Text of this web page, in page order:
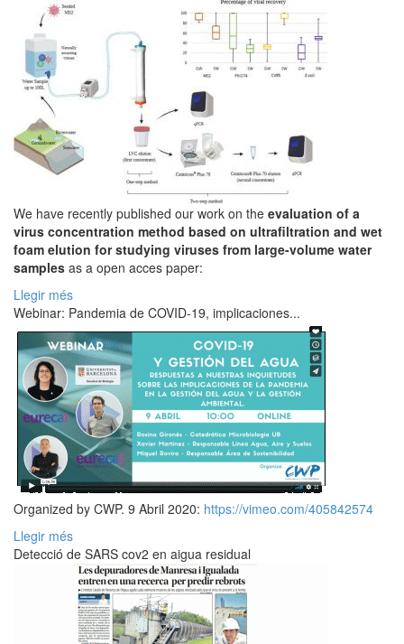
We have recently published our work on the evaluation of a
virus concentration method based on ultrafiltration and wet
foam elution for studying viruses from large-volume water
samples as a open acces paper:
Llegir més
Webinar: Pandemia de COVID-19, implicaciones...
Organized by CWP. 9 Abril 2020: https://vimeo.com/405842574
Llegir més
Detecció de SARS cov2 en aigua residual